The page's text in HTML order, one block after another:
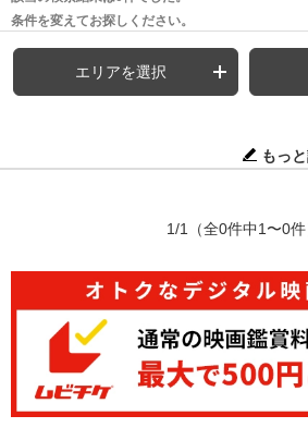
条件を変えてお探しください。
エリアを選択
もっ
1/1 （全0件中1〜0件